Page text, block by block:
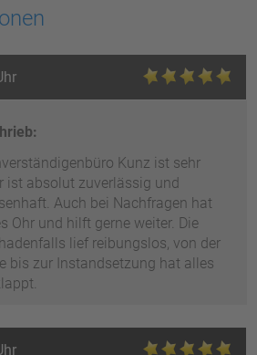
Kunz ist sehr
ist absolut zuverlässig und
Auch bei Nachfragen hat
Ohr und hilft gerne weiter. Die
lief reibungslos, von der
bis zur Instandsetzung hat alles